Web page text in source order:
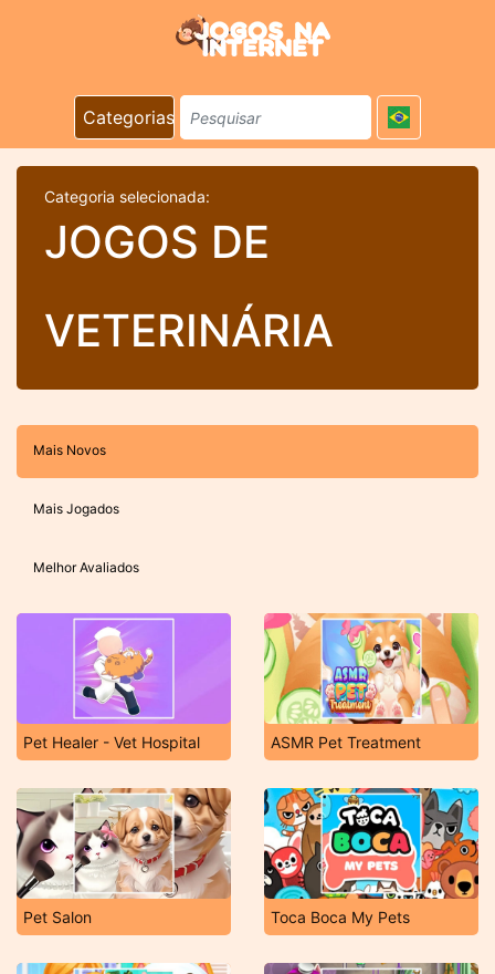
Categorias
Categoria selecionada:
JOGOS DE
VETERINÁRIA
Mais Novos
Mais Jogados
Melhor Avaliados
Pet Healer - Vet Hospital ASMR Pet Treatment
Pet Salon Toca Boca My Pets